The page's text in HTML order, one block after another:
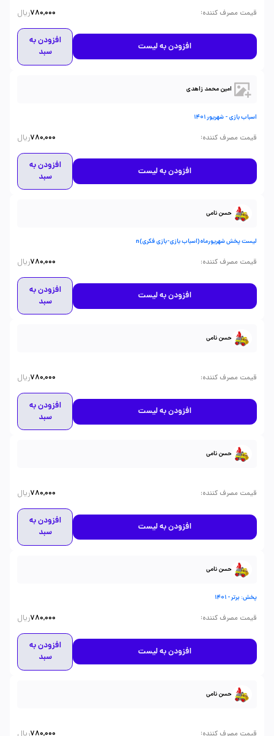
قیمت مصرف کننده:
780,000ریال
افزودن به لیست
افزودن به
سبد
امین محمد زاهدی
اسباب بازی - شهریور 1401
قیمت مصرف کننده:
780,000ریال
افزودن به لیست
افزودن به
سبد
حسن نامی
لیست پخش شهریورماه(اسباب بازی-بازی فکری)n
قیمت مصرف کننده:
780,000ریال
افزودن به لیست
افزودن به
سبد
حسن نامی
قیمت مصرف کننده:
780,000ریال
افزودن به لیست
افزودن به
سبد
حسن نامی
قیمت مصرف کننده:
780,000ریال
افزودن به لیست
افزودن به
سبد
حسن نامی
پخش: برتر - 1401
قیمت مصرف کننده:
780,000ریال
افزودن به لیست
افزودن به
سبد
حسن نامی
قیمت مصرف کننده:
780,000ریال